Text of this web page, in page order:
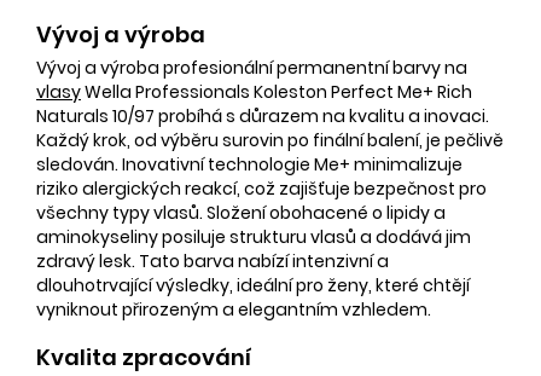
Vývoj a výroba
Vývoj a výroba profesionální permanentní barvy na
vlasyWella Professionals Koleston Perfect Me+ Rich
Naturals 10/97 probíhá s důrazem na kvalitu a inovaci.
Každý krok, od výběru surovin po finální balení, je pečlivě
sledován. Inovativní technologie Me+ minimalizuje
riziko alergických reakcí, což zajišťuje bezpečnost pro
všechny typy vlasů. Složení obohacené o lipidy a
aminokyseliny posiluje strukturu vlasů a dodává jim
zdravý lesk. Tato barva nabízí intenzivní a
dlouhotrvající výsledky, ideální pro ženy, které chtějí
vyniknout přirozeným a elegantním vzhledem.
Kvalita zpracování